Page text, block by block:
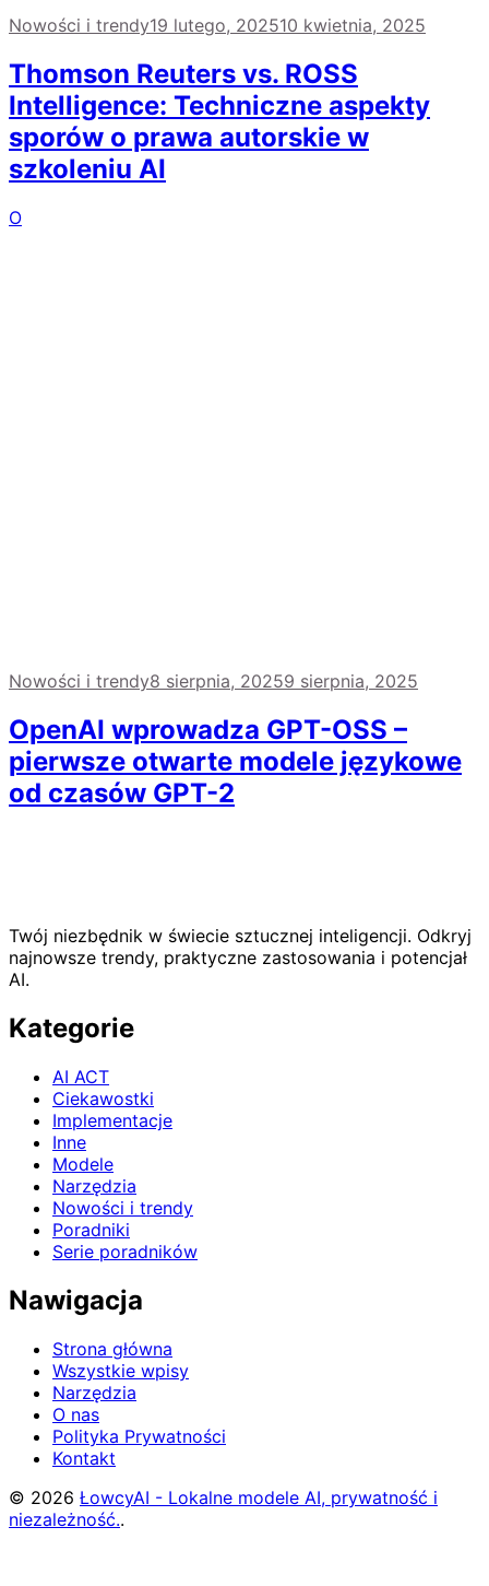
Nowości i trendy19 lutego, 202510 kwietnia, 2025
Thomson Reuters vs. ROSS
Intelligence: Techniczne aspekty
sporów o prawa autorskie w
szkoleniu AI
O
Nowości i trendy8 sierpnia, 20259 sierpnia, 2025
OpenAI wprowadza GPT-OSS –
pierwsze otwarte modele językowe
od czasów GPT-2
Twój niezbędnik w świecie sztucznej inteligencji. Odkryj
najnowsze trendy, praktyczne zastosowania i potencjał
AI.
Kategorie
AI ACT
Ciekawostki
Implementacje
Inne
Modele
Narzędzia
Nowości i trendy
Poradniki
Serie poradników
Nawigacja
Strona główna
Wszystkie wpisy
Narzędzia
O nas
Polityka Prywatności
Kontakt
© 2026 ŁowcyAI - Lokalne modele AI, prywatność i
niezależność..